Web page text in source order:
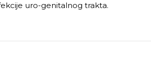
uro-genitalnog trakta.